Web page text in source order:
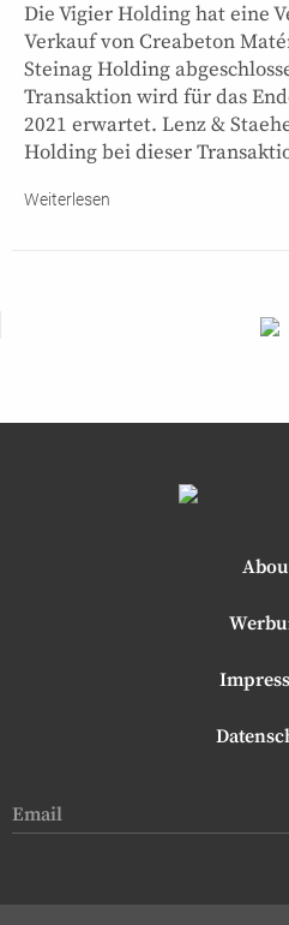
Die Vigier Holding hat eine
Verkauf von Creabeton
Steinag Holding
Transaktion wird für das
2021 erwartet. Lenz &
Holding bei dieser
Weiterlesen